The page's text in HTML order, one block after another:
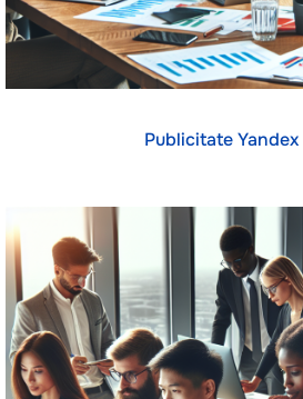
Publicitate